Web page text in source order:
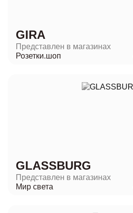
GIRA
Представлен в магазинах
Розетки.шоп
GLASSBURG
Представлен в магазинах
Мир света